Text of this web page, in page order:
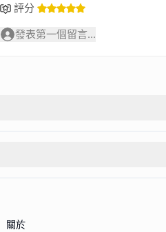
評分
發表第一個留言...
關於